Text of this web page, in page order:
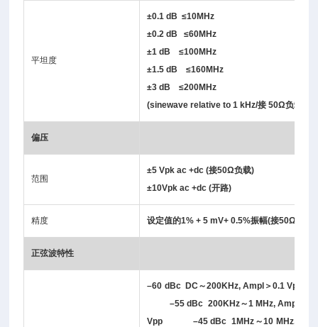
平坦度
±0.1 dB ≤10MHz
±0.2 dB ≤60MHz
±1 dB ≤100MHz
±1.5 dB ≤160MHz
±3 dB ≤200MHz
(sinewave relative to 1 kHz/接 50Ω负载 )
偏压
范围
±5 Vpk ac +dc (接50Ω负载)
±10Vpk ac +dc (开路)
精度 设定值的1% + 5 mV+ 0.5%振幅(接50Ω
正弦波特性
–60 dBc DC～200KHz, Ampl ＞0.1
–55 dBc 200KHz～1 MHz, Ampl
Vpp –45 dBc 1MHz ～10 MHz,